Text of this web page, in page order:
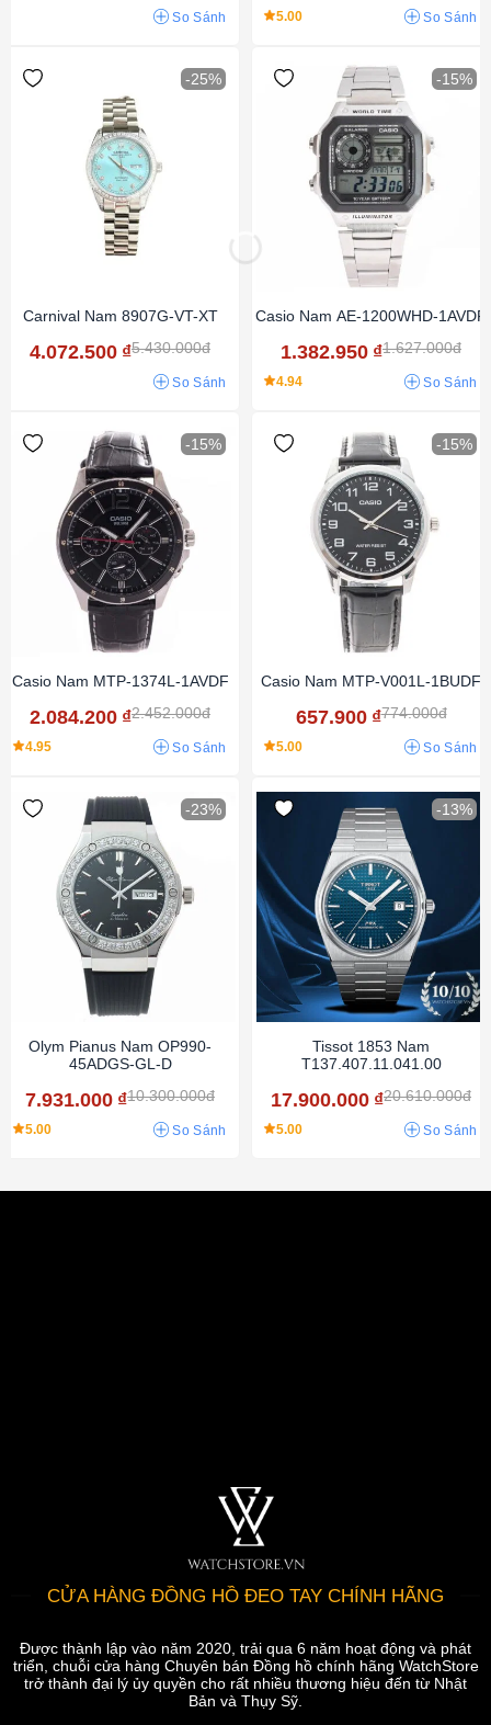
So Sánh 5.00 So Sánh
-25%
Carnival Nam 8907G-VT-XT
4.072.500 ₫5.430.000đ
So Sánh
-15%
Casio Nam AE-1200WHD-1AVDF
1.382.950 ₫1.627.000đ
4.94 So Sánh
-15%
Casio Nam MTP-1374L-1AVDF
2.084.200 ₫2.452.000đ
4.95 So Sánh
-15%
Casio Nam MTP-V001L-1BUDF
657.900 ₫774.000đ
5.00 So Sánh
-23%
Olym Pianus Nam OP990-
45ADGS-GL-D
7.931.000 ₫10.300.000đ
5.00 So Sánh
-13%
Tissot 1853 Nam
T137.407.11.041.00
17.900.000 ₫20.610.000đ
5.00 So Sánh
CỬA HÀNG ĐỒNG HỒ ĐEO TAY CHÍNH HÃNG
Được thành lập vào năm 2020, trải qua 6 năm hoạt động và phát
triển, chuỗi cửa hàng Chuyên bán Đồng hồ chính hãng WatchStore
trở thành đại lý ủy quyền cho rất nhiều thương hiệu đến từ Nhật
Bản và Thụy Sỹ.